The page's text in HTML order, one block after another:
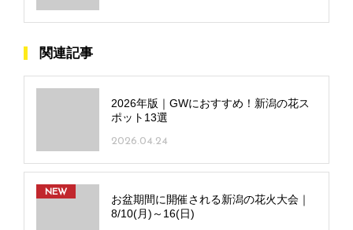
関連記事
2026年版｜GWにおすすめ！新潟の花ス
ポット13選
2026.04.24
NEW
お盆期間に開催される新潟の花火大会｜
8/10(月)～16(日)